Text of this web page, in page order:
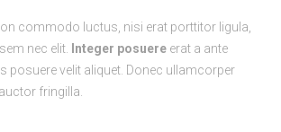
commodo luctus, nisi erat porttitor ligula,
nec elit.
Integer posuere erat a ante
posuere velit aliquet. Donec ullamcorper
fringilla.